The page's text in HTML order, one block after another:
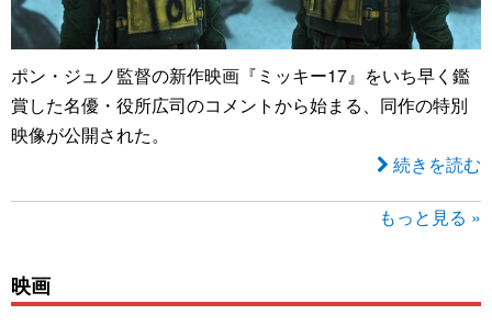
ポン・ジュノ監督の新作映画『ミッキー17』をいち早く鑑
賞した名優・役所広司のコメントから始まる、同作の特別
映像が公開された。
続きを読む
もっと見る »
映画